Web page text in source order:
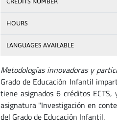
HOURS
LANGUAGES AVAILABLE
Metodologías innovadoras y
Grado de Educación Infantil
tiene asignados 6 créditos
asignatura "Investigación en
del Grado de Educación Infantil.